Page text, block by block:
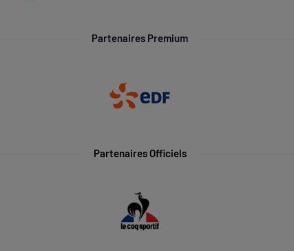
Partenaires Premium
Partenaires Officiels